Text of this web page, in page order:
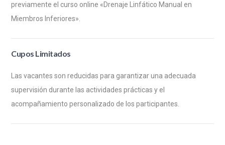
previamente el curso online «Drenaje Linfático Manual en
Miembros Inferiores».
Cupos Limitados
Las vacantes son reducidas para garantizar una adecuada
supervisión durante las actividades prácticas y el
acompañamiento personalizado de los participantes.